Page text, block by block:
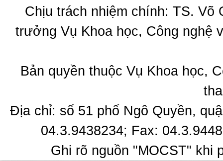
Chịu trách nhiệm chính: TS.
trưởng Vụ Khoa học, Công nghệ
Bản quyền thuộc Vụ Khoa học,
Địa chỉ: số 51 phố Ngô Quyền,
04.3.9438234; Fax:
Ghi rõ nguồn "MOCST" khi